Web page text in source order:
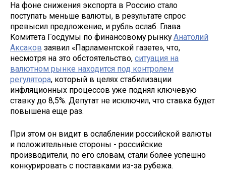
На фоне снижения экспорта в Россию стало
поступать меньше валюты, в результате спрос
превысил предложение, и рубль ослаб. Глава
Комитета Госдумы по финансовому рынкуАнатолий
Аксаков заявил «Парламентской газете», что,
несмотря на это обстоятельство, ситуация на
валютном рынке находится под контролем
регулятора, который в целях стабилизации
инфляционных процессов уже поднял ключевую
ставку до 8,5%. Депутат не исключил, что ставка будет
повышена еще раз.
При этом он видит в ослаблении российской валюты
и положительные стороны - российские
производители, по его словам, стали более успешно
конкурировать с поставками из-за рубежа.